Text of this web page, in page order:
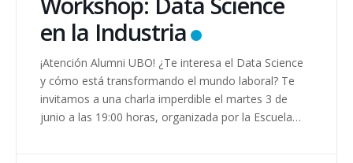
en la Industria
¡Atención Alumni UBO! ¿Te interesa el Data Science
y cómo está transformando el mundo laboral? Te
invitamos a una charla imperdible el martes 3 de
junio a las 19:00 horas, organizada por la Escuela